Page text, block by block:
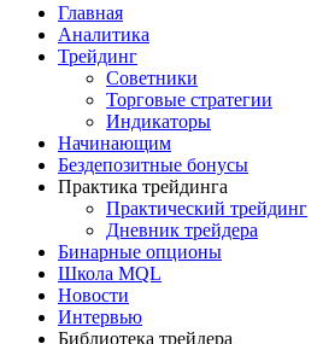
Главная
Аналитика
Трейдинг
Советники
Торговые стратегии
Индикаторы
Начинающим
Бездепозитные бонусы
Практика трейдинга
Практический трейдинг
Дневник трейдера
Бинарные опционы
Школа MQL
Новости
Интервью
Библиотека трейдера